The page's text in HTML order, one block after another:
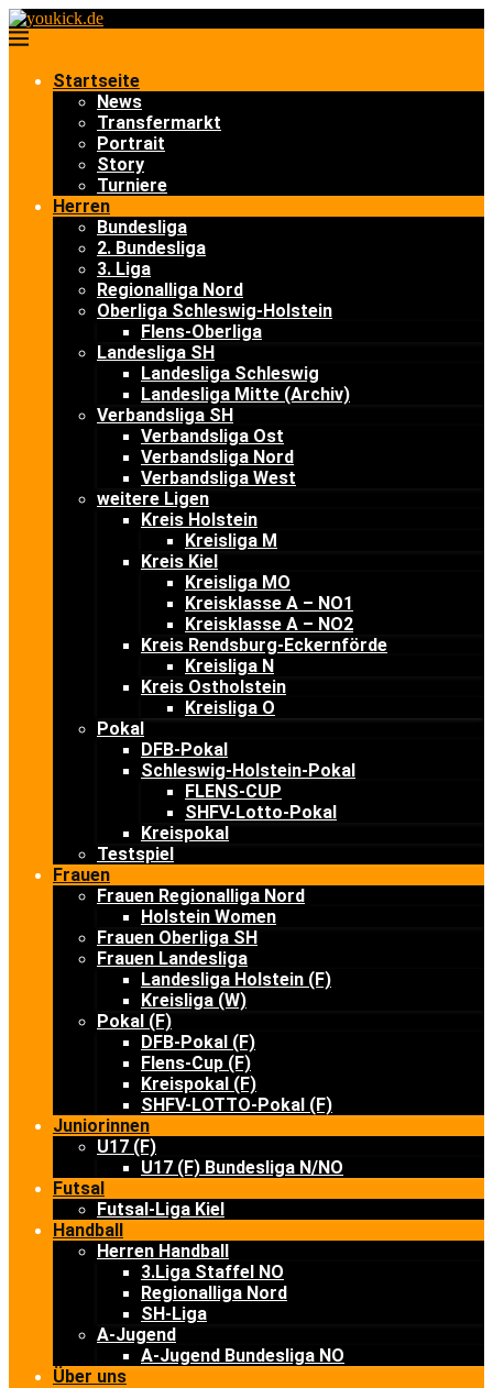
Startseite
News
Transfermarkt
Portrait
Story
Turniere
Herren
Bundesliga
2. Bundesliga
3. Liga
Regionalliga Nord
Oberliga Schleswig-Holstein
Flens-Oberliga
Landesliga SH
Landesliga Schleswig
Landesliga Mitte (Archiv)
Verbandsliga SH
Verbandsliga Ost
Verbandsliga Nord
Verbandsliga West
weitere Ligen
Kreis Holstein
Kreisliga M
Kreis Kiel
Kreisliga MO
Kreisklasse A – NO1
Kreisklasse A – NO2
Kreis Rendsburg-Eckernförde
Kreisliga N
Kreis Ostholstein
Kreisliga O
Pokal
DFB-Pokal
Schleswig-Holstein-Pokal
FLENS-CUP
SHFV-Lotto-Pokal
Kreispokal
Testspiel
Frauen
Frauen Regionalliga Nord
Holstein Women
Frauen Oberliga SH
Frauen Landesliga
Landesliga Holstein (F)
Kreisliga (W)
Pokal (F)
DFB-Pokal (F)
Flens-Cup (F)
Kreispokal (F)
SHFV-LOTTO-Pokal (F)
Juniorinnen
U17 (F)
U17 (F) Bundesliga N/NO
Futsal
Futsal-Liga Kiel
Handball
Herren Handball
3.Liga Staffel NO
Regionalliga Nord
SH-Liga
A-Jugend
A-Jugend Bundesliga NO
Über uns